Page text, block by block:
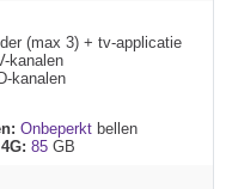
(max 3) + tv-applicatie
kanalen
kanalen
Onbeperkt bellen
85 GB